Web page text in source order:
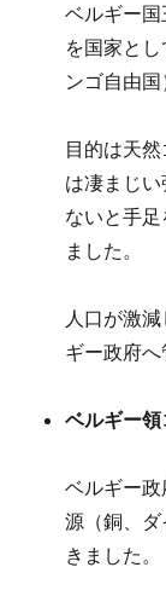
ベルギー
を国家と
ンゴ自由国
目的は天
は凄まじ
ないと手
ました。
人口が激
ギー政府へ
ベルギー領
ベルギー
源（銅、
きました。